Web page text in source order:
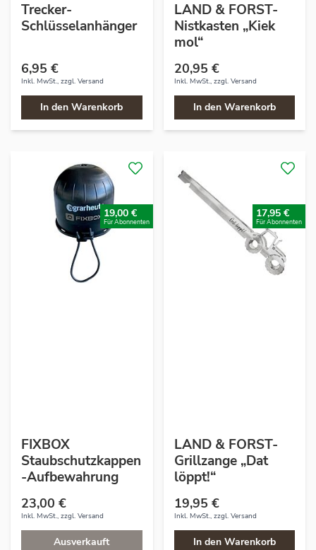
Trecker-
Schlüsselanhänger
6,95 €
Inkl. MwSt., zzgl. Versand
In den Warenkorb
LAND & FORST-
Nistkasten „Kiek
mol“
20,95 €
Inkl. MwSt., zzgl. Versand
In den Warenkorb
19,00 €
Für Abonnenten
FIXBOX
Staubschutzkappen
-Aufbewahrung
23,00 €
Inkl. MwSt., zzgl. Versand
Ausverkauft
17,95 €
Für Abonnenten
LAND & FORST-
Grillzange „Dat
löppt!“
19,95 €
Inkl. MwSt., zzgl. Versand
In den Warenkorb